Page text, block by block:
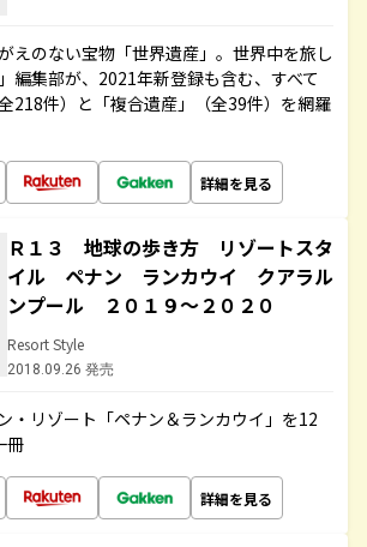
えのない宝物「世界遺産」。世界中を旅し
編集部が、2021年新登録も含む、すべて
218件）と「複合遺産」（全39件）を網羅
詳細を見る
Ｒ１３ 地球の歩き方 リゾートスタ
イル ペナン ランカウイ クアラル
ンプール ２０１９～２０２０
Resort Style
2018.09.26 発売
・リゾート「ペナン＆ランカウイ」を12
冊
詳細を見る